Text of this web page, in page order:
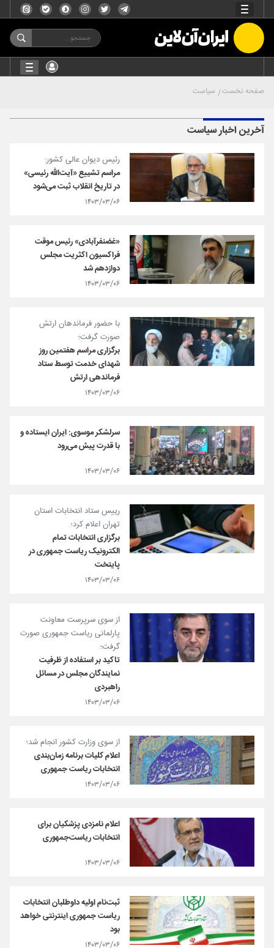
صفحه نخست سیاست
آخرین اخبار سیاست
رئیس دیوان عالی کشور:
مراسم تشییع «آیت‌الله رئیسی»
در تاریخ انقلاب ثبت می‌شود
۱۴۰۳/۰۳/۰۶
«غضنفرآبادی» رئیس موقت
فراکسیون اکثریت مجلس
دوازدهم شد
۱۴۰۳/۰۳/۰۶
با حضور فرماندهان ارتش
صورت گرفت؛
برگزاری مراسم هفتمین روز
شهدای خدمت توسط ستاد
فرماندهی ارتش
۱۴۰۳/۰۳/۰۶
سرلشکر موسوی: ایران ایستاده و
با قدرت پیش می‌رود
۱۴۰۳/۰۳/۰۶
رییس ستاد انتخابات استان
تهران اعلام کرد؛
برگزاری انتخابات تمام
الکترونیک ریاست جمهوری در
پایتخت
۱۴۰۳/۰۳/۰۶
از سوی سرپرست معاونت
پارلمانی ریاست جمهوری صورت
گرفت؛
تاکید بر استفاده از ظرفیت
نمایندگان مجلس در مسائل
راهبردی
۱۴۰۳/۰۳/۰۶
از سوی وزارت کشور انجام شد؛
اعلام کلیات برنامه زمان‌بندی
انتخابات ریاست جمهوری
۱۴۰۳/۰۳/۰۶
اعلام نامزدی پزشکیان برای
انتخابات ریاست‌جمهوری
۱۴۰۳/۰۳/۰۶
ثبت‌نام اولیه داوطلبان انتخابات
ریاست جمهوری اینترنتی خواهد
بود
۱۴۰۳/۰۳/۰۶